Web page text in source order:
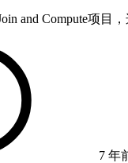
and Compute项
7 年